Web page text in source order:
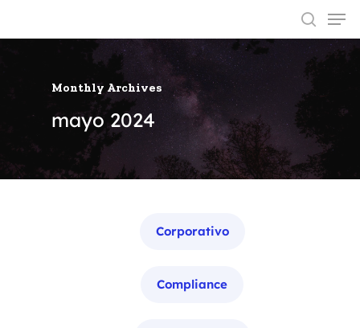
Hit enter to search or ESC to close
Monthly Archives
mayo 2024
Corporativo
Compliance